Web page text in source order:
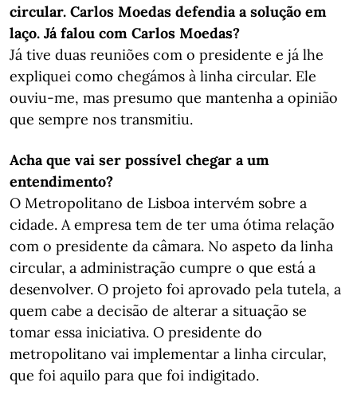
circular. Carlos Moedas defendia a solução em
laço. Já falou com Carlos Moedas?
Já tive duas reuniões com o presidente e já lhe
expliquei como chegámos à linha circular. Ele
ouviu-me, mas presumo que mantenha a opinião
que sempre nos transmitiu.
Acha que vai ser possível chegar a um
entendimento?
O Metropolitano de Lisboa intervém sobre a
cidade. A empresa tem de ter uma ótima relação
com o presidente da câmara. No aspeto da linha
circular, a administração cumpre o que está a
desenvolver. O projeto foi aprovado pela tutela, a
quem cabe a decisão de alterar a situação se
tomar essa iniciativa. O presidente do
metropolitano vai implementar a linha circular,
que foi aquilo para que foi indigitado.